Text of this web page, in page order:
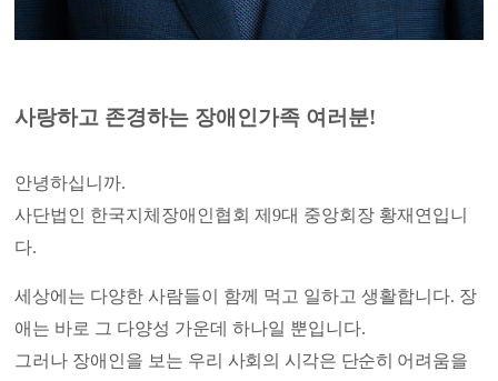
사랑하고 존경하는 장애인가족 여러분!
안녕하십니까.
사단법인 한국지체장애 인협회 제9대 중앙회장 황재연입니
다.
세상에는 다양한 사람들이 함께 먹고 일하고 생활합니다. 장
애는 바로 그 다양성 가운데 하나일 뿐입니다.
그러나 장애인을 보는 우리 사회의 시각은 단순히 어려움을